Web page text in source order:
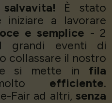
salvavita! È stato
iniziare a lavorare
e semplice - 2
grandi eventi di
collassare il nostro
si mette in fila
efficiente.
Fair ad altri, senza